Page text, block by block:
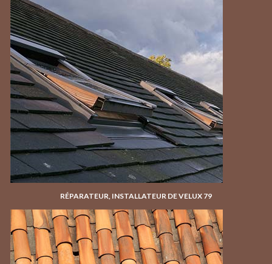
RÉPARATEUR, INSTALLATEUR DE VELUX 79